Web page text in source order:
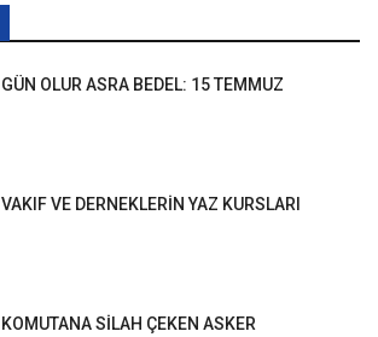
GÜN OLUR ASRA BEDEL: 15 TEMMUZ
VAKIF VE DERNEKLERİN YAZ KURSLARI
KOMUTANA SİLAH ÇEKEN ASKER